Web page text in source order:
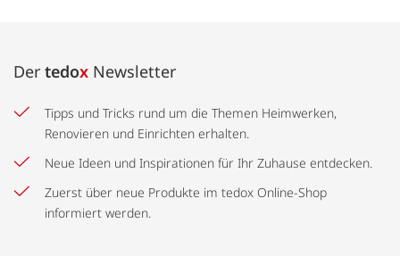
Der tedox Newsletter
Tipps und Tricks rund um die Themen Heimwerken,
Renovieren und Einrichten erhalten.
Neue Ideen und Inspirationen für Ihr Zuhause entdecken.
Zuerst über neue Produkte im tedox Online-Shop
informiert werden.